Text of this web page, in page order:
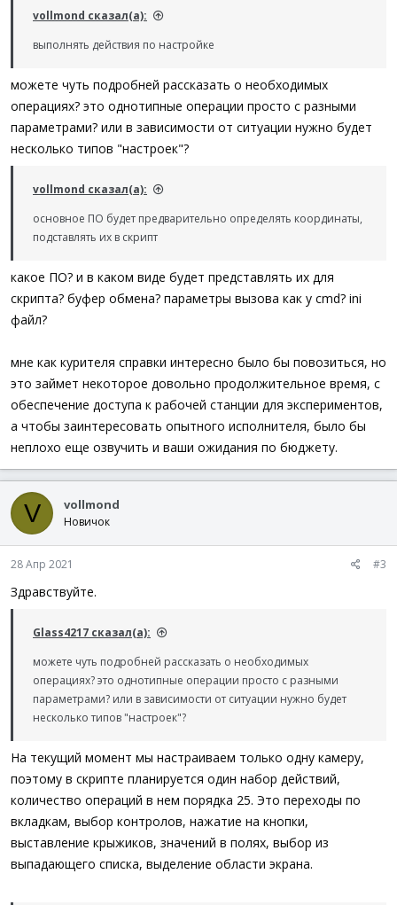
vollmond сказал(а):
выполнять действия по настройке
можете чуть подробней рассказать о необходимых
операциях? это однотипные операции просто с разными
параметрами? или в зависимости от ситуации нужно будет
несколько типов "настроек"?
vollmond сказал(а):
основное ПО будет предварительно определять координаты,
подставлять их в скрипт
какое ПО? и в каком виде будет представлять их для
скрипта? буфер обмена? параметры вызова как у cmd? ini
файл?
мне как курителя справки интересно было бы повозиться, но
это займет некоторое довольно продолжительное время, с
обеспечение доступа к рабочей станции для экспериментов,
а чтобы заинтересовать опытного исполнителя, было бы
неплохо еще озвучить и ваши ожидания по бюджету.
V vollmond
Новичок
28 Апр 2021 #3
Здравствуйте.
Glass4217 сказал(а):
можете чуть подробней рассказать о необходимых
операциях? это однотипные операции просто с разными
параметрами? или в зависимости от ситуации нужно будет
несколько типов "настроек"?
На текущий момент мы настраиваем только одну камеру,
поэтому в скрипте планируется один набор действий,
количество операций в нем порядка 25. Это переходы по
вкладкам, выбор контролов, нажатие на кнопки,
выставление крыжиков, значений в полях, выбор из
выпадающего списка, выделение области экрана.